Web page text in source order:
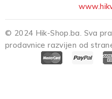
© 2024 Hik-Shop.ba. Sva
prodavnice razvijen od